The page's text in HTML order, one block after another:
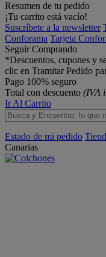
Resumen de tu pedido
¡Tu carrito está vacío!
Suscríbete a la newsletter
Conforama Tarjeta
Seguir Comprando
*Descuentos, cupones y
clic en Tramitar Pedido
Pago 100% seguro
Total con descuento (IVA
Ir Al Carrito
Estado de mi pedido
Canarias